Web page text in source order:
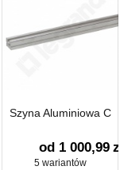
Szyna Aluminiowa C
od 1 000,99 zł
5 wariantów